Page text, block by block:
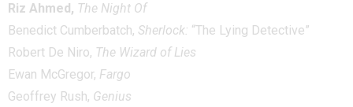
Riz Ahmed, The Night Of
Benedict Cumberbatch, Sherlock: “The Lying Detective”
Robert De Niro, The Wizard of Lies
Ewan McGregor, Fargo
Geoffrey Rush, Genius